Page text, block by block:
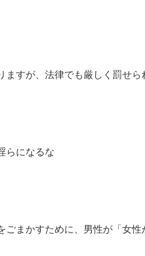
すが、法律でも厳しく罰せら
らになるな
ごまかすために、男性が「女